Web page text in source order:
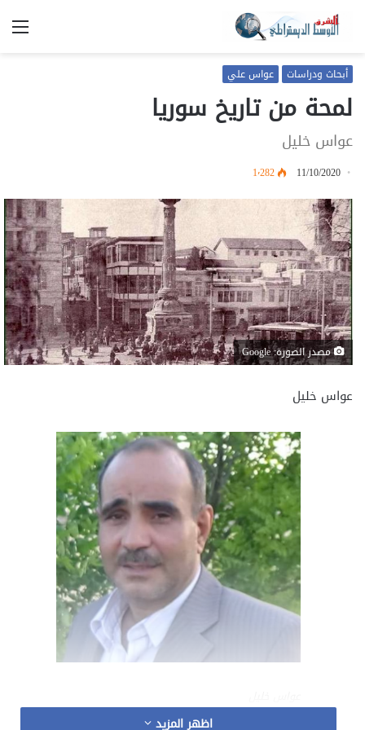
أبحاث ودراسات عواس علي
لمحة من تاريخ سوريا
عواس خليل
11/10/2020 1٬282
مصدر الصورة: Google
عواس خليل
اظهر المزيد